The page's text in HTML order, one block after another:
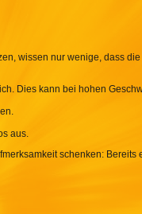
wissen nur wenige, dass
Dies kann bei hohen
aus.
schenken: